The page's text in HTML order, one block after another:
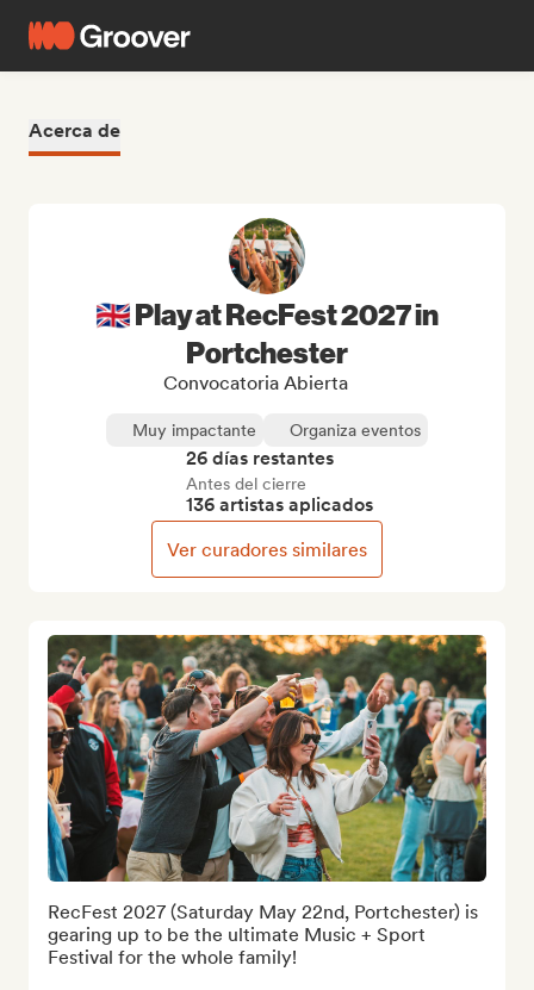
Acerca de
RecFest 2027 (Saturday May 22nd, Portchester) is
gearing up to be the ultimate Music + Sport
Festival for the whole family!
🇬🇧 Play at RecFest 2027 in
Portchester
Convocatoria Abierta
Muy impactante Organiza eventos
26 días restantes
Antes del cierre
136 artistas aplicados
Ver curadores similares